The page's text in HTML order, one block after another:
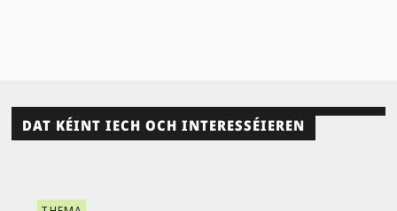
DAT KÉINT IECH OCH INTERESSÉIEREN